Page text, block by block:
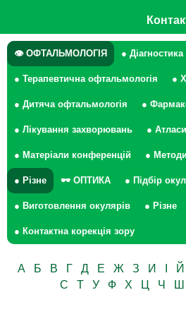
👁 ОФТАЛЬМОЛОГІЯ ● Діагностика
● Терапевтична офтальмологія ●
● Дитяча офтальмологія ●
● Лікування захворювань ● Атласи
● Матеріали конференцій ●
● Різне 🕶 ОПТИКА ● Підбір
● Виготовлення окулярів ● Різне
● Контактна корекція зору
А Б В Г Д Е Ж З И Й
С
Т У Ф Х Ц Ч Ш